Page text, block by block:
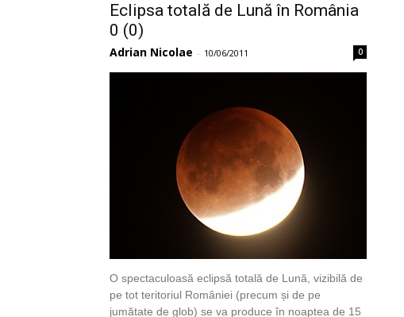
Eclipsa totală de Lună în România
0 (0)
Adrian Nicolae - 10/06/2011 0
O spectaculoasă eclipsă totală de Lună, vizibilă de
pe tot teritoriul României (precum și de pe
jumătate de glob) se va produce în noaptea de 15